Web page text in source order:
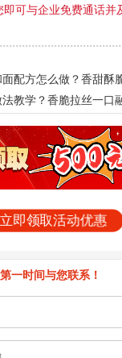
可与企业免费通话并
配方怎么做？香甜酥
教学？香脆拉丝一口
立即领取活动优惠
一时间与您联系！